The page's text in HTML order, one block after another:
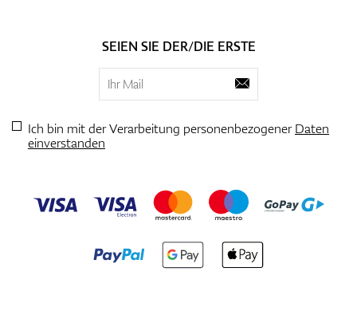
SEIEN SIE DER/DIE ERSTE
Ich bin mit der Verarbeitung personenbezogenerDaten
einverstanden